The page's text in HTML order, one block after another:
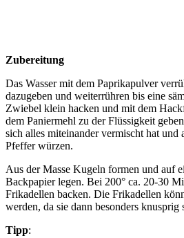
Zubereitung
Das Wasser mit dem Paprikapulver
dazugeben und weiterrühren bis eine
Zwiebel klein hacken und mit dem
dem Paniermehl zu der Flüssigkeit
sich alles miteinander vermischt hat und
Pfeffer würzen.
Aus der Masse Kugeln formen und auf
Backpapier legen. Bei 200° ca. 20-30
Frikadellen backen. Die Frikadellen
werden, da sie dann besonders knusprig
Tipp: